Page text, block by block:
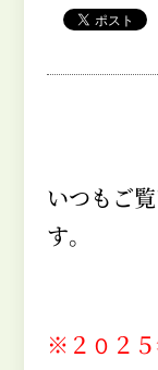
いつもご
す。
※２０２